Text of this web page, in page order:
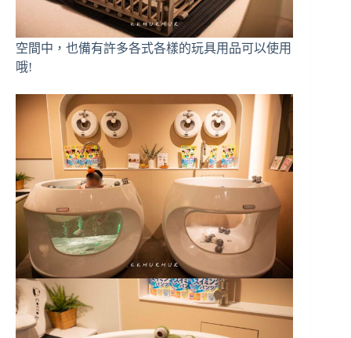
空間中，也備有許多各式各樣的玩具用品可以使用
哦!